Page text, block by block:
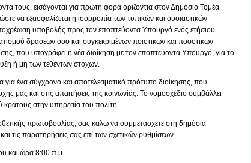
τους, εισάγονται για πρώτη φορά οριζόντια στον Δημόσιο Τομέα
να εξασφαλίζεται η ισορροπία των τυπικών και ουσιαστικών
υποβολής προς τον εποπτεύοντα Υπουργό ενός ετήσιου
δράσεων όσο και συγκεκριμένων ποιοτικών και ποσοτικών
που υπογράφει η νέα διοίκηση με τον εποπτεύοντα Υπουργό, για το
ή μη των τεθέντων στόχων.
ένα σύγχρονο και αποτελεσματικό πρότυπο διοίκησης, που
μας και στις απαιτήσεις της κοινωνίας. Το νομοσχέδιο συμβάλλει
κράτους στην υπηρεσία του πολίτη.
πρωτοβουλίας, σας καλώ να συμμετάσχετε στη δημόσια
τις παρατηρήσεις σας επί των σχετικών ρυθμίσεων.
και ώρα 8:00 π.μ.